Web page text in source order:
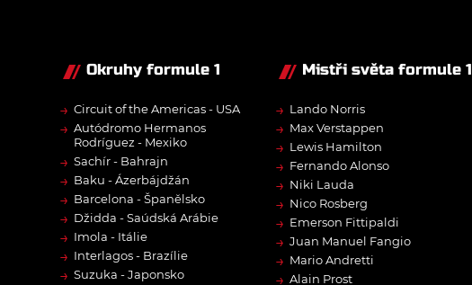
Okruhy formule 1
→ Circuit of the Americas - USA
→ Autódromo Hermanos
Rodríguez - Mexiko
→ Sachír - Bahrajn
→ Baku - Ázerbájdžán
→ Barcelona - Španělsko
→ Džidda - Saúdská Arábie
→ Imola - Itálie
→ Interlagos - Brazílie
→ Suzuka - Japonsko
Mistři světa formule 1
→ Lando Norris
→ Max Verstappen
→ Lewis Hamilton
→ Fernando Alonso
→ Niki Lauda
→ Nico Rosberg
→ Emerson Fittipaldi
→ Juan Manuel Fangio
→ Mario Andretti
→ Alain Prost